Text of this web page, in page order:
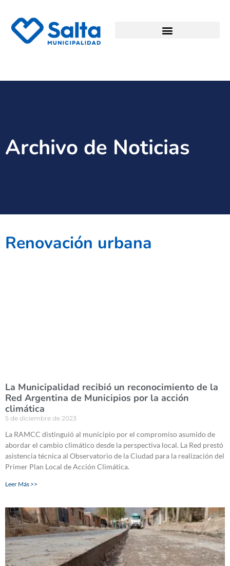
Archivo de Noticias
Renovación urbana
La Municipalidad recibió un reconocimiento de la
Red Argentina de Municipios por la acción
climática
5 de diciembre de 2023
La RAMCC distinguió al municipio por el compromiso asumido de
abordar el cambio climático desde la perspectiva local. La Red prestó
asistencia técnica al Observatorio de la Ciudad para la realización del
Primer Plan Local de Acción Climática.
Leer Más >>